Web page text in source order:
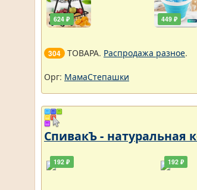
624 ₽ 449 ₽
304 ТОВАРА. Распродажа разное.
Орг: МамаСтепашки
СпивакЪ - натуральная
192 ₽ 192 ₽